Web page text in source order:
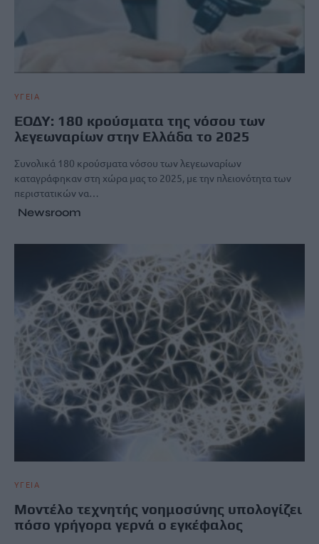
ΥΓΕΙΑ
ΕΟΔΥ: 180 κρούσματα της νόσου των
λεγεωναρίων στην Ελλάδα το 2025
Συνολικά 180 κρούσματα νόσου των λεγεωναρίων
καταγράφηκαν στη χώρα μας το 2025, με την πλειονότητα των
περιστατικών να…
Newsroom
ΥΓΕΙΑ
Μοντέλο τεχνητής νοημοσύνης υπολογίζει
πόσο γρήγορα γερνά ο εγκέφαλος